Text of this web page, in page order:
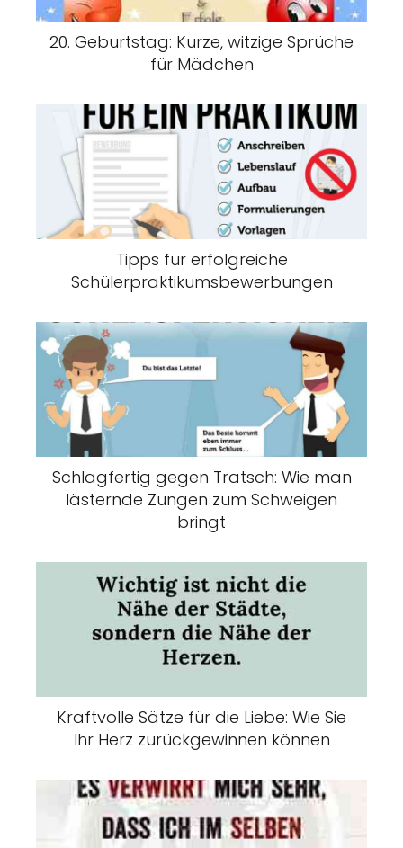
20. Geburtstag: Kurze, witzige Sprüche
für Mädchen
Tipps für erfolgreiche
Schülerpraktikumsbewerbungen
Schlagfertig gegen Tratsch: Wie man
lästernde Zungen zum Schweigen
bringt
Kraftvolle Sätze für die Liebe: Wie Sie
Ihr Herz zurückgewinnen können